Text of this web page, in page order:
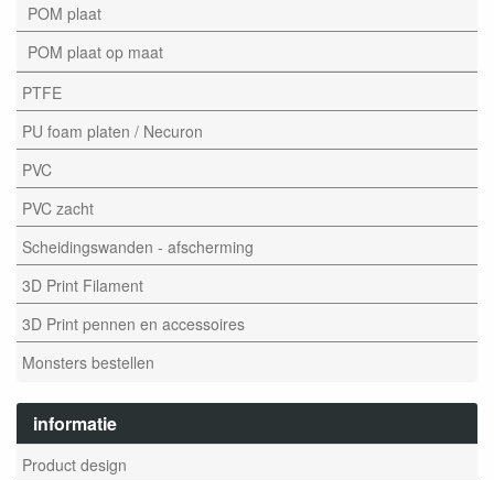
POM plaat
POM plaat op maat
PTFE
PU foam platen / Necuron
PVC
PVC zacht
Scheidingswanden - afscherming
3D Print Filament
3D Print pennen en accessoires
Monsters bestellen
informatie
Product design